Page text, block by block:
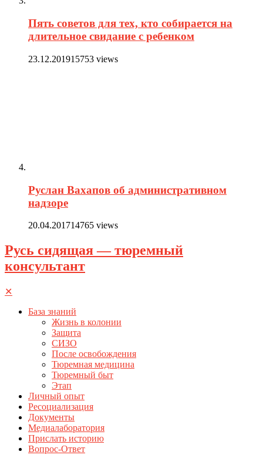
Пять советов для тех, кто собирается на
длительное свидание с ребенком
23.12.201915753 views
Руслан Вахапов об административном
надзоре
20.04.201714765 views
Русь сидящая — тюремный
консультант
✕
База знаний
Жизнь в колонии
Защита
СИЗО
После освобождения
Тюремная медицина
Тюремный быт
Этап
Личный опыт
Ресоциализация
Документы
Медиалаборатория
Прислать историю
Вопрос-Ответ